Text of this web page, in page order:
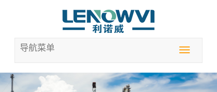
Toggle
导航菜单